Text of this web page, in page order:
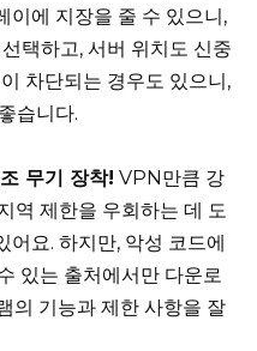
이에 지장을 줄 수 있으니,
택하고, 서버 위치도 신중
차단되는 경우도 있으니,
습니다.
무기 장착! VPN만큼 강
역 제한을 우회하는 데 도
어요. 하지만, 악성 코드에
있는 출처에서만 다운로
의 기능과 제한 사항을 잘